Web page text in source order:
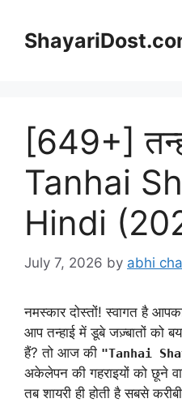
content
[649+]
Tanhai
Hindi
July 7, 2026 by abhi
नमस्कार दोस्तों! स्वागत है
आप तन्हाई में डूबे जज़्बातों को
हैं? तो आज की "Tanhai
अकेलेपन की गहराइयों को छूने
तब शायरी ही होती है सबसे